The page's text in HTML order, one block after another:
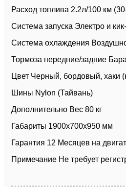
Расход топлива 2.2л/100 км
Система запуска Электро и
Система охлаждения
Тормоза передние/задние
Цвет Черный, бордовый, хаки
Шины Nylon (Тайвань)
Дополнительно Вес 80 кг
Габариты 1900х700х950 мм
Гарантия 12 Месяцев на
Примечание Не требует